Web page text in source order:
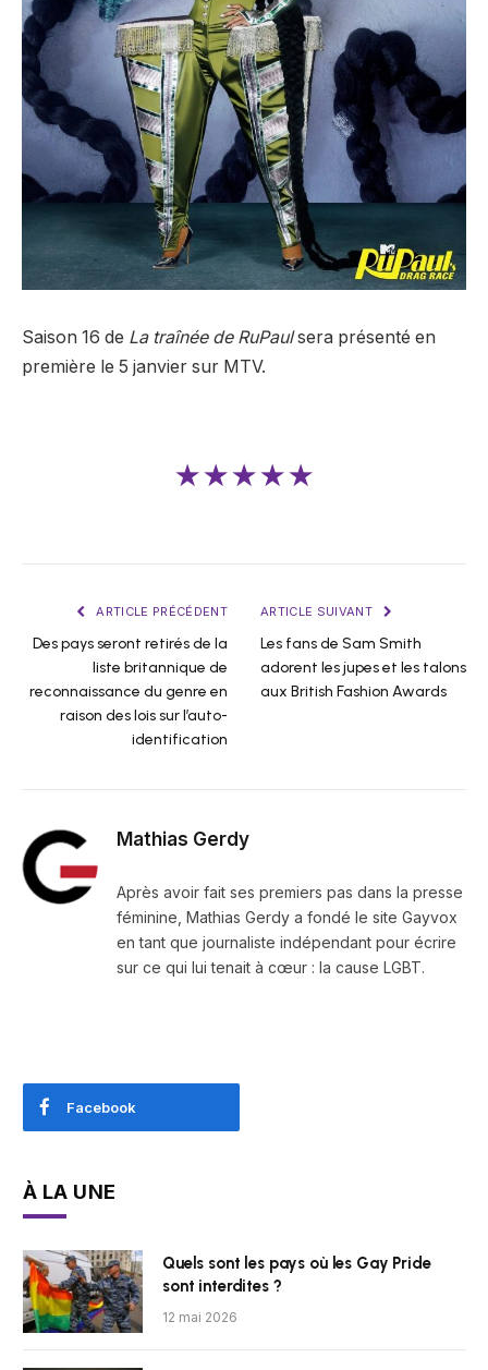
Saison 16 de La traînée de RuPaulsera présenté en
première le 5 janvier sur MTV.
★★★★★
ARTICLE PRÉCÉDENT
Des pays seront retirés de la
liste britannique de
reconnaissance du genre en
raison des lois sur l’auto-
identification
ARTICLE SUIVANT
Les fans de Sam Smith
adorent les jupes et les talons
aux British Fashion Awards
Mathias Gerdy
Après avoir fait ses premiers pas dans la presse
féminine, Mathias Gerdy a fondé le site Gayvox
en tant que journaliste indépendant pour écrire
sur ce qui lui tenait à cœur : la cause LGBT.
Facebook
À LA UNE
Quels sont les pays où les Gay Pride
sont interdites ?
12 mai 2026